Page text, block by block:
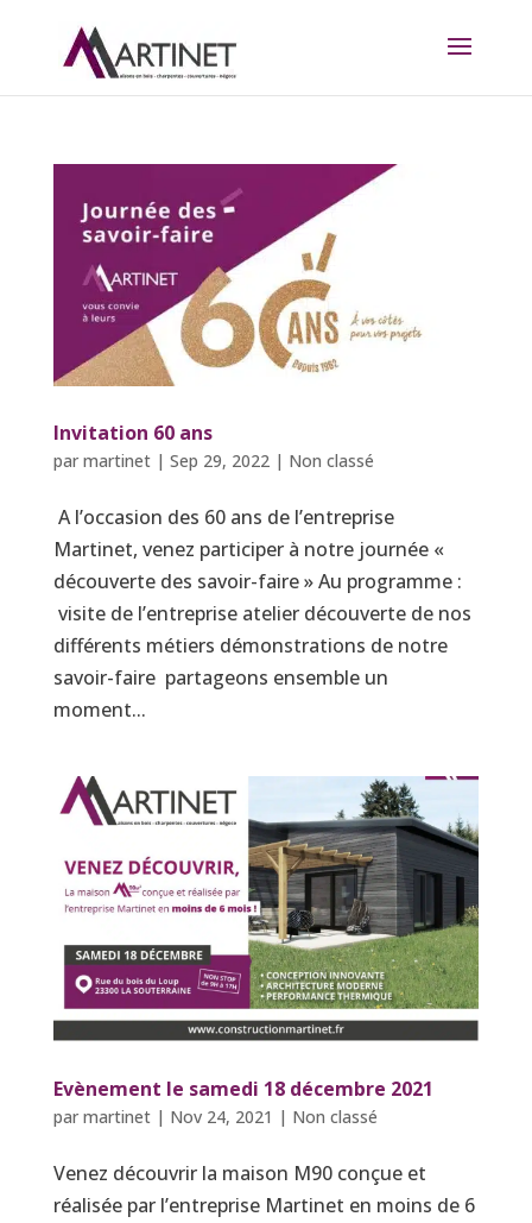
Invitation 60 ans
par martinet| Sep 29, 2022| Non classé
A l’occasion des 60 ans de l’entreprise
Martinet, venez participer à notre journée «
découverte des savoir-faire » Au programme :
visite de l’entreprise atelier découverte de nos
différents métiers démonstrations de notre
savoir-faire partageons ensemble un
moment...
Evènement le samedi 18 décembre 2021
par martinet| Nov 24, 2021 | Non classé
Venez découvrir la maison M90 conçue et
réalisée par l’entreprise Martinet en moins de 6